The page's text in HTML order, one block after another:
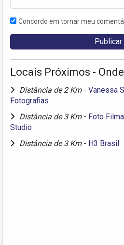
Concordo em tornar meu
Locais Próximos -
Distância de 2 Km - Vanessa
Fotografias
Distância de 3 Km - Foto
Studio
Distância de 3 Km - H3 Brasil